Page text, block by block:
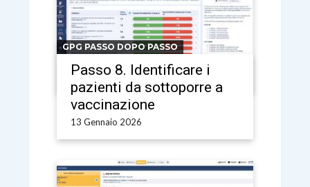
GPG PASSO DOPO PASSO
Passo 8. Identificare i
pazienti da sottoporre a
vaccinazione
13 Gennaio 2026